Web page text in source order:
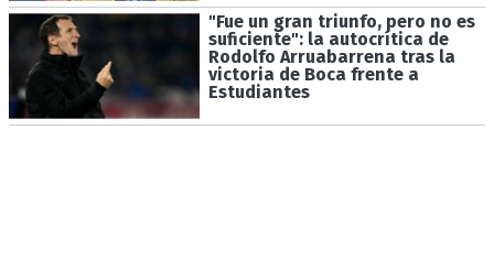
"Fue un gran triunfo, pero no es
suficiente": la autocrítica de
Rodolfo Arruabarrena tras la
victoria de Boca frente a
Estudiantes